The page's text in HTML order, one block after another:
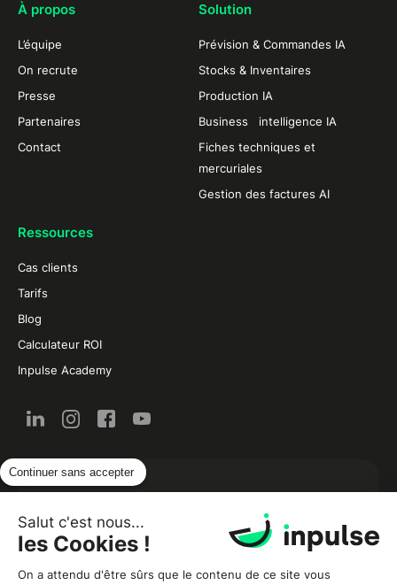
Continuer sans accepter
Salut c'est nous...
les Cookies !
On a attendu d'être sûrs que le contenu de ce site vous
À propos
L’équipe
On recrute
Presse
Partenaires
Contact
Solution
Prévision & Commandes IA
Stocks & Inventaires
Production IA
Business intelligence IA
Fiches techniques et
mercuriales
Gestion des factures AI
Ressources
Cas clients
Tarifs
Blog
Calculateur ROI
Inpulse Academy
email :